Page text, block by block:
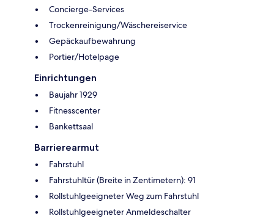
Concierge-Services
Trockenreinigung/Wäschereiservice
Gepäckaufbewahrung
Portier/Hotelpage
Einrichtungen
Baujahr 1929
Fitnesscenter
Bankettsaal
Barrierearmut
Fahrstuhl
Fahrstuhltür (Breite in Zentimetern): 91
Rollstuhlgeeigneter Weg zum Fahrstuhl
Rollstuhlgeeigneter Anmeldeschalter